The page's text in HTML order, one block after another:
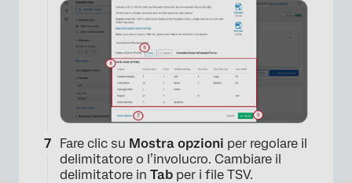
×
Fare clic su Mostra opzioni per regolare il
delimitatore o l’involucro. Cambiare il
delimitatore in Tab per i file TSV.